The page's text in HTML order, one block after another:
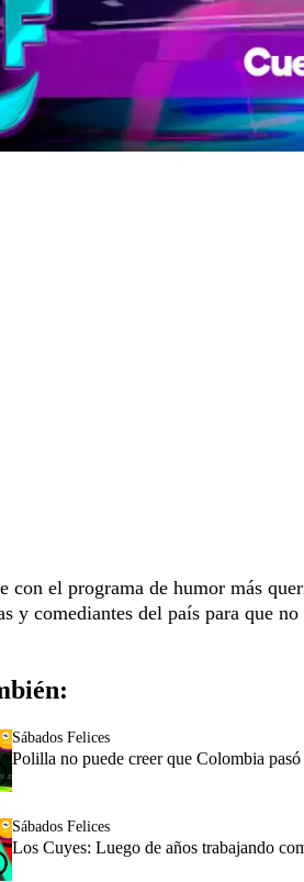
con el programa de humor más
y comediantes del país para que no
Sábados Felices
Polilla no puede creer que Colombia
Sábados Felices
Los Cuyes: Luego de años trabajando